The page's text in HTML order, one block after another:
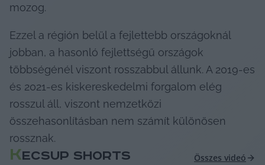
mozog.
Ezzel a régión belül a fejlettebb országoknál
jobban, a hasonló fejlettségű országok
többségénél viszont rosszabbul állunk. A 2019-es
és 2021-es kiskereskedelmi forgalom elég
rosszul áll, viszont nemzetközi
összehasonlításban nem számít különösen
rossznak.
KECSUP SHORTS Összes videó